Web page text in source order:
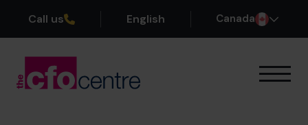
Call us English Canada